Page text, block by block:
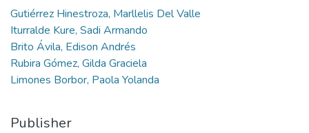
Gutiérrez Hinestroza, Marllelis Del Valle
Iturralde Kure, Sadi Armando
Brito Ávila, Edison Andrés
Rubira Gómez, Gilda Graciela
Limones Borbor, Paola Yolanda
Publisher